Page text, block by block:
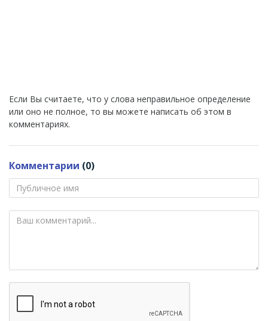
Если Вы считаете, что у слова неправильное определение
или оно не полное, то вы можете написать об этом в
комментариях.
Комментарии (0)